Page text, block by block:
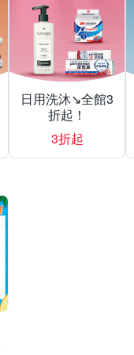
日用洗沐↘全館3
折起！
3折起